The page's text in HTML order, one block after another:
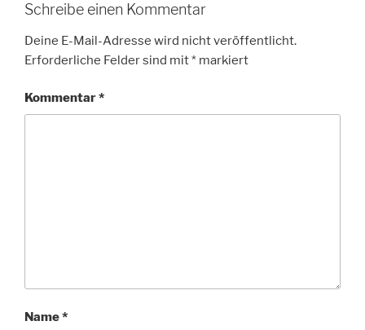
Schreibe einen Kommentar
Deine E-Mail-Adresse wird nicht veröffentlicht.
Erforderliche Felder sind mit* markiert
Kommentar*
Name*